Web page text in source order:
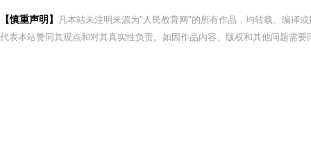
【慎重声明】
凡本站未注明来源为"人民教育网"的所有作品，均转载、编译
代表本站赞同其观点和对其真实性负责。如因作品内容、版权和其他问题需